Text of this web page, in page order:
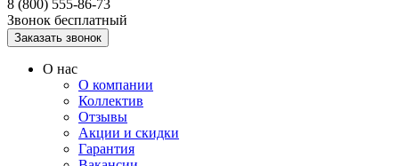
8 (800) 555-86-73
Звонок бесплатный
О нас
О компании
Коллектив
Отзывы
Акции и скидки
Гарантия